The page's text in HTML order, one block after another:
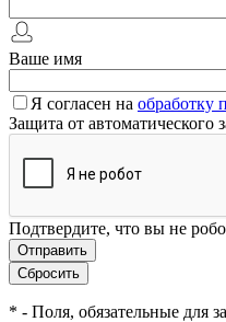
Ваше имя
Я согласен на обработку
Защита от автоматического
Подтвердите, что вы не
* - Поля, обязательные для